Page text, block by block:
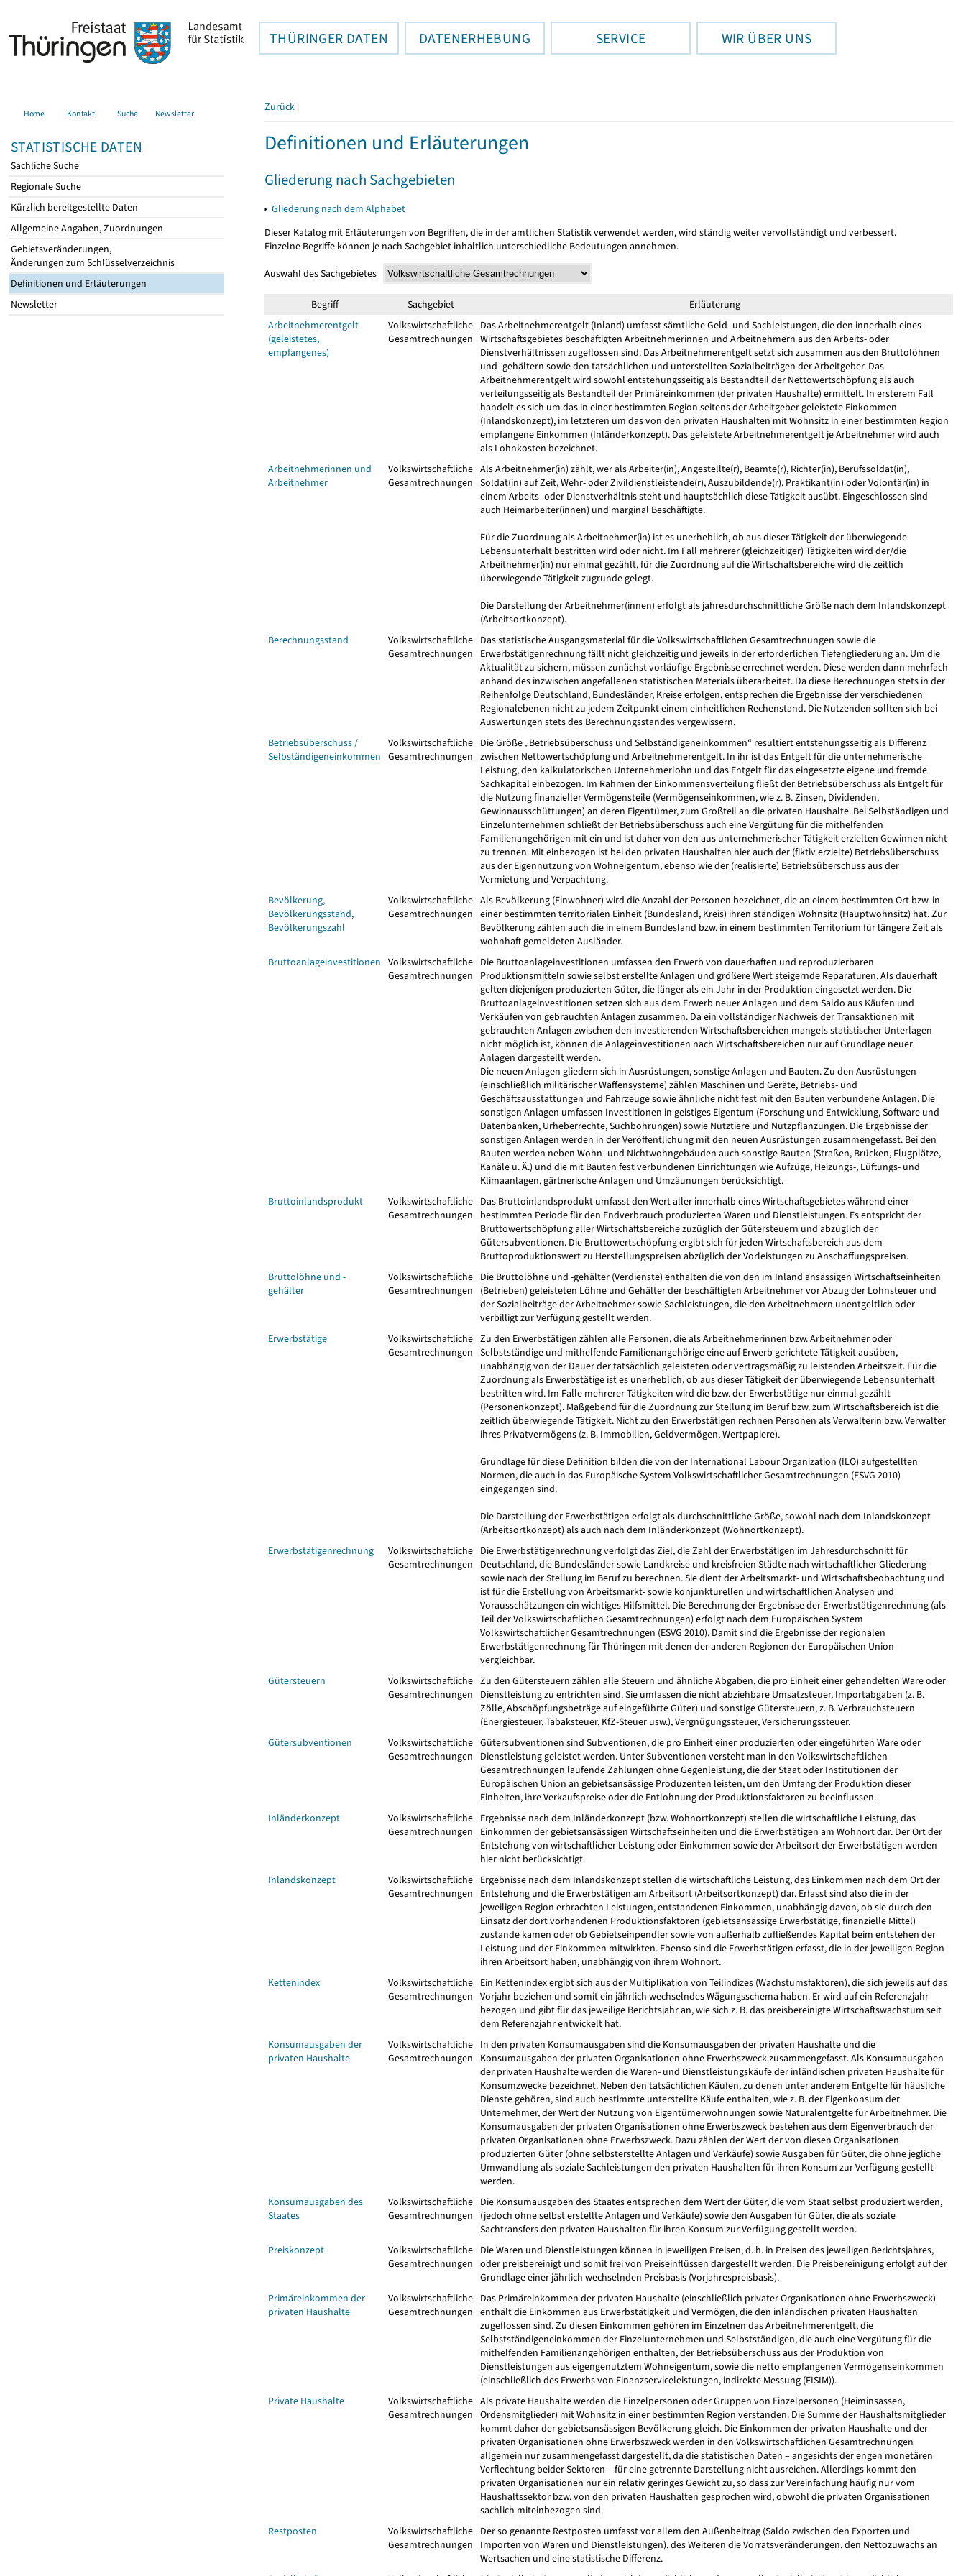
THÜRINGER DATEN DATENERHEBUNG SERVICE WIR ÜBER UNS
Home Kontakt Suche Newsletter
STATISTISCHE DATEN
Sachliche Suche
Regionale Suche
Kürzlich bereitgestellte Daten
Allgemeine Angaben, Zuordnungen
Gebietsveränderungen,
Änderungen zum Schlüsselverzeichnis
Definitionen und Erläuterungen
Newsletter
Zurück |
Definitionen und Erläuterungen
Gliederung nach Sachgebieten
▸ Gliederung nach dem Alphabet
Dieser Katalog mit Erläuterungen von Begriffen, die in der amtlichen Statistik verwendet werden, wird ständig weiter vervollständigt und verbessert.
Einzelne Begriffe können je nach Sachgebiet inhaltlich unterschiedliche Bedeutungen annehmen.
Auswahl des Sachgebietes
Begriff Sachgebiet
Erläuterung
Arbeitnehmerentgelt
(geleistetes,
empfangenes)
Volkswirtschaftliche
Gesamtrechnungen
Das Arbeitnehmerentgelt (Inland) umfasst sämtliche Geld- und Sachleistungen, die den innerhalb eines
Wirtschaftsgebietes beschäftigten Arbeitnehmerinnen und Arbeitnehmern aus den Arbeits- oder
Dienstverhältnissen zugeflossen sind. Das Arbeitnehmerentgelt setzt sich zusammen aus den Bruttolöhnen
und -gehältern sowie den tatsächlichen und unterstellten Sozialbeiträgen der Arbeitgeber. Das
Arbeitnehmerentgelt wird sowohl entstehungsseitig als Bestandteil der Nettowertschöpfung als auch
verteilungsseitig als Bestandteil der Primäreinkommen (der privaten Haushalte) ermittelt. In ersterem Fall
handelt es sich um das in einer bestimmten Region seitens der Arbeitgeber geleistete Einkommen
(Inlandskonzept), im letzteren um das von den privaten Haushalten mit Wohnsitz in einer bestimmten Region
empfangene Einkommen (Inländerkonzept). Das geleistete Arbeitnehmerentgelt je Arbeitnehmer wird auch
als Lohnkosten bezeichnet.
Arbeitnehmerinnen und
Arbeitnehmer
Volkswirtschaftliche
Gesamtrechnungen
Als Arbeitnehmer(in) zählt, wer als Arbeiter(in), Angestellte(r), Beamte(r), Richter(in), Berufssoldat(in),
Soldat(in) auf Zeit, Wehr- oder Zivildienstleistende(r), Auszubildende(r), Praktikant(in) oder Volontär(in) in
einem Arbeits- oder Dienstverhältnis steht und hauptsächlich diese Tätigkeit ausübt. Eingeschlossen sind
auch Heimarbeiter(innen) und marginal Beschäftigte.
Für die Zuordnung als Arbeitnehmer(in) ist es unerheblich, ob aus dieser Tätigkeit der überwiegende
Lebensunterhalt bestritten wird oder nicht. Im Fall mehrerer (gleichzeitiger) Tätigkeiten wird der/die
Arbeitnehmer(in) nur einmal gezählt, für die Zuordnung auf die Wirtschaftsbereiche wird die zeitlich
überwiegende Tätigkeit zugrunde gelegt.
Die Darstellung der Arbeitnehmer(innen) erfolgt als jahresdurchschnittliche Größe nach dem Inlandskonzept
(Arbeitsortkonzept).
Berechnungsstand
Volkswirtschaftliche
Gesamtrechnungen
Das statistische Ausgangsmaterial für die Volkswirtschaftlichen Gesamtrechnungen sowie die
Erwerbstätigenrechnung fällt nicht gleichzeitig und jeweils in der erforderlichen Tiefengliederung an. Um die
Aktualität zu sichern, müssen zunächst vorläufige Ergebnisse errechnet werden. Diese werden dann mehrfach
anhand des inzwischen angefallenen statistischen Materials überarbeitet. Da diese Berechnungen stets in der
Reihenfolge Deutschland, Bundesländer, Kreise erfolgen, entsprechen die Ergebnisse der verschiedenen
Regionalebenen nicht zu jedem Zeitpunkt einem einheitlichen Rechenstand. Die Nutzenden sollten sich bei
Auswertungen stets des Berechnungsstandes vergewissern.
Betriebsüberschuss /
Selbständigeneinkommen
Volkswirtschaftliche
Gesamtrechnungen
Die Größe „Betriebsüberschuss und Selbständigeneinkommen“ resultiert entstehungsseitig als Differenz
zwischen Nettowertschöpfung und Arbeitnehmerentgelt. In ihr ist das Entgelt für die unternehmerische
Leistung, den kalkulatorischen Unternehmerlohn und das Entgelt für das eingesetzte eigene und fremde
Sachkapital einbezogen. Im Rahmen der Einkommensverteilung fließt der Betriebsüberschuss als Entgelt für
die Nutzung finanzieller Vermögensteile (Vermögenseinkommen, wie z. B. Zinsen, Dividenden,
Gewinnausschüttungen) an deren Eigentümer, zum Großteil an die privaten Haushalte. Bei Selbständigen und
Einzelunternehmen schließt der Betriebsüberschuss auch eine Vergütung für die mithelfenden
Familienangehörigen mit ein und ist daher von den aus unternehmerischer Tätigkeit erzielten Gewinnen nicht
zu trennen. Mit einbezogen ist bei den privaten Haushalten hier auch der (fiktiv erzielte) Betriebsüberschuss
aus der Eigennutzung von Wohneigentum, ebenso wie der (realisierte) Betriebsüberschuss aus der
Vermietung und Verpachtung.
Bevölkerung,
Bevölkerungsstand,
Bevölkerungszahl
Volkswirtschaftliche
Gesamtrechnungen
Als Bevölkerung (Einwohner) wird die Anzahl der Personen bezeichnet, die an einem bestimmten Ort bzw. in
einer bestimmten territorialen Einheit (Bundesland, Kreis) ihren ständigen Wohnsitz (Hauptwohnsitz) hat. Zur
Bevölkerung zählen auch die in einem Bundesland bzw. in einem bestimmten Territorium für längere Zeit als
wohnhaft gemeldeten Ausländer.
Bruttoanlageinvestitionen Volkswirtschaftliche
Gesamtrechnungen
Die Bruttoanlageinvestitionen umfassen den Erwerb von dauerhaften und reproduzierbaren
Produktionsmitteln sowie selbst erstellte Anlagen und größere Wert steigernde Reparaturen. Als dauerhaft
gelten diejenigen produzierten Güter, die länger als ein Jahr in der Produktion eingesetzt werden. Die
Bruttoanlageinvestitionen setzen sich aus dem Erwerb neuer Anlagen und dem Saldo aus Käufen und
Verkäufen von gebrauchten Anlagen zusammen. Da ein vollständiger Nachweis der Transaktionen mit
gebrauchten Anlagen zwischen den investierenden Wirtschaftsbereichen mangels statistischer Unterlagen
nicht möglich ist, können die Anlageinvestitionen nach Wirtschaftsbereichen nur auf Grundlage neuer
Anlagen dargestellt werden.
Die neuen Anlagen gliedern sich in Ausrüstungen, sonstige Anlagen und Bauten. Zu den Ausrüstungen
(einschließlich militärischer Waffensysteme) zählen Maschinen und Geräte, Betriebs- und
Geschäftsausstattungen und Fahrzeuge sowie ähnliche nicht fest mit den Bauten verbundene Anlagen. Die
sonstigen Anlagen umfassen Investitionen in geistiges Eigentum (Forschung und Entwicklung, Software und
Datenbanken, Urheberrechte, Suchbohrungen) sowie Nutztiere und Nutzpflanzungen. Die Ergebnisse der
sonstigen Anlagen werden in der Veröffentlichung mit den neuen Ausrüstungen zusammengefasst. Bei den
Bauten werden neben Wohn- und Nichtwohngebäuden auch sonstige Bauten (Straßen, Brücken, Flugplätze,
Kanäle u. Ä.) und die mit Bauten fest verbundenen Einrichtungen wie Aufzüge, Heizungs-, Lüftungs- und
Klimaanlagen, gärtnerische Anlagen und Umzäunungen berücksichtigt.
Bruttoinlandsprodukt
Volkswirtschaftliche
Gesamtrechnungen
Das Bruttoinlandsprodukt umfasst den Wert aller innerhalb eines Wirtschaftsgebietes während einer
bestimmten Periode für den Endverbrauch produzierten Waren und Dienstleistungen. Es entspricht der
Bruttowertschöpfung aller Wirtschaftsbereiche zuzüglich der Gütersteuern und abzüglich der
Gütersubventionen. Die Bruttowertschöpfung ergibt sich für jeden Wirtschaftsbereich aus dem
Bruttoproduktionswert zu Herstellungspreisen abzüglich der Vorleistungen zu Anschaffungspreisen.
Bruttolöhne und -
gehälter
Volkswirtschaftliche
Gesamtrechnungen
Die Bruttolöhne und -gehälter (Verdienste) enthalten die von den im Inland ansässigen Wirtschaftseinheiten
(Betrieben) geleisteten Löhne und Gehälter der beschäftigten Arbeitnehmer vor Abzug der Lohnsteuer und
der Sozialbeiträge der Arbeitnehmer sowie Sachleistungen, die den Arbeitnehmern unentgeltlich oder
verbilligt zur Verfügung gestellt werden.
Erwerbstätige
Volkswirtschaftliche
Gesamtrechnungen
Zu den Erwerbstätigen zählen alle Personen, die als Arbeitnehmerinnen bzw. Arbeitnehmer oder
Selbstständige und mithelfende Familienangehörige eine auf Erwerb gerichtete Tätigkeit ausüben,
unabhängig von der Dauer der tatsächlich geleisteten oder vertragsmäßig zu leistenden Arbeitszeit. Für die
Zuordnung als Erwerbstätige ist es unerheblich, ob aus dieser Tätigkeit der überwiegende Lebensunterhalt
bestritten wird. Im Falle mehrerer Tätigkeiten wird die bzw. der Erwerbstätige nur einmal gezählt
(Personenkonzept). Maßgebend für die Zuordnung zur Stellung im Beruf bzw. zum Wirtschaftsbereich ist die
zeitlich überwiegende Tätigkeit. Nicht zu den Erwerbstätigen rechnen Personen als Verwalterin bzw. Verwalter
ihres Privatvermögens (z. B. Immobilien, Geldvermögen, Wertpapiere).
Grundlage für diese Definition bilden die von der International Labour Organization (ILO) aufgestellten
Normen, die auch in das Europäische System Volkswirtschaftlicher Gesamtrechnungen (ESVG 2010)
eingegangen sind.
Die Darstellung der Erwerbstätigen erfolgt als durchschnittliche Größe, sowohl nach dem Inlandskonzept
(Arbeitsortkonzept) als auch nach dem Inländerkonzept (Wohnortkonzept).
Erwerbstätigenrechnung
Volkswirtschaftliche
Gesamtrechnungen
Die Erwerbstätigenrechnung verfolgt das Ziel, die Zahl der Erwerbstätigen im Jahresdurchschnitt für
Deutschland, die Bundesländer sowie Landkreise und kreisfreien Städte nach wirtschaftlicher Gliederung
sowie nach der Stellung im Beruf zu berechnen. Sie dient der Arbeitsmarkt- und Wirtschaftsbeobachtung und
ist für die Erstellung von Arbeitsmarkt- sowie konjunkturellen und wirtschaftlichen Analysen und
Vorausschätzungen ein wichtiges Hilfsmittel. Die Berechnung der Ergebnisse der Erwerbstätigenrechnung (als
Teil der Volkswirtschaftlichen Gesamtrechnungen) erfolgt nach dem Europäischen System
Volkswirtschaftlicher Gesamtrechnungen (ESVG 2010). Damit sind die Ergebnisse der regionalen
Erwerbstätigenrechnung für Thüringen mit denen der anderen Regionen der Europäischen Union
vergleichbar.
Gütersteuern
Volkswirtschaftliche
Gesamtrechnungen
Zu den Gütersteuern zählen alle Steuern und ähnliche Abgaben, die pro Einheit einer gehandelten Ware oder
Dienstleistung zu entrichten sind. Sie umfassen die nicht abziehbare Umsatzsteuer, Importabgaben (z. B.
Zölle, Abschöpfungsbeträge auf eingeführte Güter) und sonstige Gütersteuern, z. B. Verbrauchsteuern
(Energiesteuer, Tabaksteuer, KfZ-Steuer usw.), Vergnügungssteuer, Versicherungssteuer.
Gütersubventionen
Volkswirtschaftliche
Gesamtrechnungen
Gütersubventionen sind Subventionen, die pro Einheit einer produzierten oder eingeführten Ware oder
Dienstleistung geleistet werden. Unter Subventionen versteht man in den Volkswirtschaftlichen
Gesamtrechnungen laufende Zahlungen ohne Gegenleistung, die der Staat oder Institutionen der
Europäischen Union an gebietsansässige Produzenten leisten, um den Umfang der Produktion dieser
Einheiten, ihre Verkaufspreise oder die Entlohnung der Produktionsfaktoren zu beeinflussen.
Inländerkonzept
Volkswirtschaftliche
Gesamtrechnungen
Ergebnisse nach dem Inländerkonzept (bzw. Wohnortkonzept) stellen die wirtschaftliche Leistung, das
Einkommen der gebietsansässigen Wirtschaftseinheiten und die Erwerbstätigen am Wohnort dar. Der Ort der
Entstehung von wirtschaftlicher Leistung oder Einkommen sowie der Arbeitsort der Erwerbstätigen werden
hier nicht berücksichtigt.
Inlandskonzept
Volkswirtschaftliche
Gesamtrechnungen
Ergebnisse nach dem Inlandskonzept stellen die wirtschaftliche Leistung, das Einkommen nach dem Ort der
Entstehung und die Erwerbstätigen am Arbeitsort (Arbeitsortkonzept) dar. Erfasst sind also die in der
jeweiligen Region erbrachten Leistungen, entstandenen Einkommen, unabhängig davon, ob sie durch den
Einsatz der dort vorhandenen Produktionsfaktoren (gebietsansässige Erwerbstätige, finanzielle Mittel)
zustande kamen oder ob Gebietseinpendler sowie von außerhalb zufließendes Kapital beim entstehen der
Leistung und der Einkommen mitwirkten. Ebenso sind die Erwerbstätigen erfasst, die in der jeweiligen Region
ihren Arbeitsort haben, unabhängig von ihrem Wohnort.
Kettenindex
Volkswirtschaftliche
Gesamtrechnungen
Ein Kettenindex ergibt sich aus der Multiplikation von Teilindizes (Wachstumsfaktoren), die sich jeweils auf das
Vorjahr beziehen und somit ein jährlich wechselndes Wägungsschema haben. Er wird auf ein Referenzjahr
bezogen und gibt für das jeweilige Berichtsjahr an, wie sich z. B. das preisbereinigte Wirtschaftswachstum seit
dem Referenzjahr entwickelt hat.
Konsumausgaben der
privaten Haushalte
Volkswirtschaftliche
Gesamtrechnungen
In den privaten Konsumausgaben sind die Konsumausgaben der privaten Haushalte und die
Konsumausgaben der privaten Organisationen ohne Erwerbszweck zusammengefasst. Als Konsumausgaben
der privaten Haushalte werden die Waren- und Dienstleistungskäufe der inländischen privaten Haushalte für
Konsumzwecke bezeichnet. Neben den tatsächlichen Käufen, zu denen unter anderem Entgelte für häusliche
Dienste gehören, sind auch bestimmte unterstellte Käufe enthalten, wie z. B. der Eigenkonsum der
Unternehmer, der Wert der Nutzung von Eigentümerwohnungen sowie Naturalentgelte für Arbeitnehmer. Die
Konsumausgaben der privaten Organisationen ohne Erwerbszweck bestehen aus dem Eigenverbrauch der
privaten Organisationen ohne Erwerbszweck. Dazu zählen der Wert der von diesen Organisationen
produzierten Güter (ohne selbsterstellte Anlagen und Verkäufe) sowie Ausgaben für Güter, die ohne jegliche
Umwandlung als soziale Sachleistungen den privaten Haushalten für ihren Konsum zur Verfügung gestellt
werden.
Konsumausgaben des
Staates
Volkswirtschaftliche
Gesamtrechnungen
Die Konsumausgaben des Staates entsprechen dem Wert der Güter, die vom Staat selbst produziert werden,
(jedoch ohne selbst erstellte Anlagen und Verkäufe) sowie den Ausgaben für Güter, die als soziale
Sachtransfers den privaten Haushalten für ihren Konsum zur Verfügung gestellt werden.
Preiskonzept
Volkswirtschaftliche
Gesamtrechnungen
Die Waren und Dienstleistungen können in jeweiligen Preisen, d. h. in Preisen des jeweiligen Berichtsjahres,
oder preisbereinigt und somit frei von Preiseinflüssen dargestellt werden. Die Preisbereinigung erfolgt auf der
Grundlage einer jährlich wechselnden Preisbasis (Vorjahrespreisbasis).
Primäreinkommen der
privaten Haushalte
Volkswirtschaftliche
Gesamtrechnungen
Das Primäreinkommen der privaten Haushalte (einschließlich privater Organisationen ohne Erwerbszweck)
enthält die Einkommen aus Erwerbstätigkeit und Vermögen, die den inländischen privaten Haushalten
zugeflossen sind. Zu diesen Einkommen gehören im Einzelnen das Arbeitnehmerentgelt, die
Selbstständigeneinkommen der Einzelunternehmen und Selbstständigen, die auch eine Vergütung für die
mithelfenden Familienangehörigen enthalten, der Betriebsüberschuss aus der Produktion von
Dienstleistungen aus eigengenutztem Wohneigentum, sowie die netto empfangenen Vermögenseinkommen
(einschließlich des Erwerbs von Finanzserviceleistungen, indirekte Messung (FISIM)).
Private Haushalte
Volkswirtschaftliche
Gesamtrechnungen
Als private Haushalte werden die Einzelpersonen oder Gruppen von Einzelpersonen (Heiminsassen,
Ordensmitglieder) mit Wohnsitz in einer bestimmten Region verstanden. Die Summe der Haushaltsmitglieder
kommt daher der gebietsansässigen Bevölkerung gleich. Die Einkommen der privaten Haushalte und der
privaten Organisationen ohne Erwerbszweck werden in den Volkswirtschaftlichen Gesamtrechnungen
allgemein nur zusammengefasst dargestellt, da die statistischen Daten – angesichts der engen monetären
Verflechtung beider Sektoren – für eine getrennte Darstellung nicht ausreichen. Allerdings kommt den
privaten Organisationen nur ein relativ geringes Gewicht zu, so dass zur Vereinfachung häufig nur vom
Haushaltssektor bzw. von den privaten Haushalten gesprochen wird, obwohl die privaten Organisationen
sachlich miteinbezogen sind.
Restposten
Volkswirtschaftliche
Gesamtrechnungen
Der so genannte Restposten umfasst vor allem den Außenbeitrag (Saldo zwischen den Exporten und
Importen von Waren und Dienstleistungen), des Weiteren die Vorratsveränderungen, den Nettozuwachs an
Wertsachen und eine statistische Differenz.